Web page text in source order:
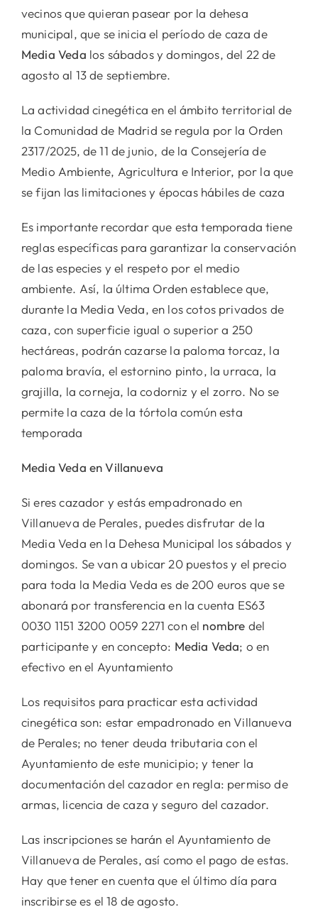
vecinos que quieran pasear por la dehesa
municipal, que se inicia el período de caza de
Media Veda los sábados y domingos, del 22 de
agosto al 13 de septiembre.
La actividad cinegética en el ámbito territorial de
la Comunidad de Madrid se regula por la Orden
2317/2025, de 11 de junio, de la Consejería de
Medio Ambiente, Agricultura e Interior, por la que
se fijan las limitaciones y épocas hábiles de caza
Es importante recordar que esta temporada tiene
reglas específicas para garantizar la conservación
de las especies y el respeto por el medio
ambiente. Así, la última Orden establece que,
durante la Media Veda, en los cotos privados de
caza, con superficie igual o superior a 250
hectáreas, podrán cazarse la paloma torcaz, la
paloma bravía, el estornino pinto, la urraca, la
grajilla, la corneja, la codorniz y el zorro. No se
permite la caza de la tórtola común esta
temporada
Media Veda en Villanueva
Si eres cazador y estás empadronado en
Villanueva de Perales, puedes disfrutar de la
Media Veda en la Dehesa Municipal los sábados y
domingos. Se van a ubicar 20 puestos y el precio
para toda la Media Veda es de 200 euros que se
abonará por transferencia en la cuenta ES63
0030 1151 3200 0059 2271 con el nombre del
participante y en concepto: Media Veda; o en
efectivo en el Ayuntamiento
Los requisitos para practicar esta actividad
cinegética son: estar empadronado en Villanueva
de Perales; no tener deuda tributaria con el
Ayuntamiento de este municipio; y tener la
documentación del cazador en regla: permiso de
armas, licencia de caza y seguro del cazador.
Las inscripciones se harán el Ayuntamiento de
Villanueva de Perales, así como el pago de estas.
Hay que tener en cuenta que el último día para
inscribirse es el 18 de agosto.